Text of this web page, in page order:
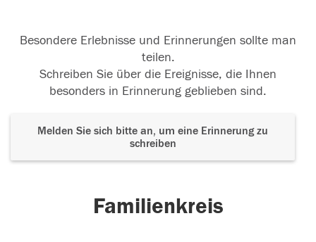
Besondere Erlebnisse und Erinnerungen sollte man
teilen.
Schreiben Sie über die Ereignisse, die Ihnen
besonders in Erinnerung geblieben sind.
Melden Sie sich bitte an, um eine Erinnerung zu
schreiben
Familienkreis